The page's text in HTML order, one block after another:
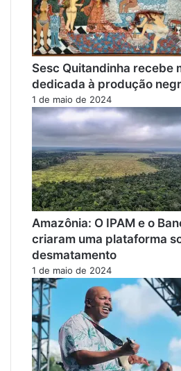
Sesc Quitandinha recebe
dedicada à produção
1 de maio de 2024
Amazônia: O IPAM e o
criaram uma plataforma
desmatamento
1 de maio de 2024